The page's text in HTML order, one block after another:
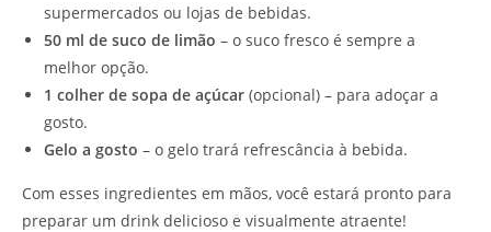
supermercados ou lojas de bebidas.
50 ml de suco de limão – o suco fresco é sempre a
melhor opção.
1 colher de sopa de açúcar (opcional) – para adoçar a
gosto.
Gelo a gosto – o gelo trará refrescância à bebida.
Com esses ingredientes em mãos, você estará pronto para
preparar um drink delicioso e visualmente atraente!